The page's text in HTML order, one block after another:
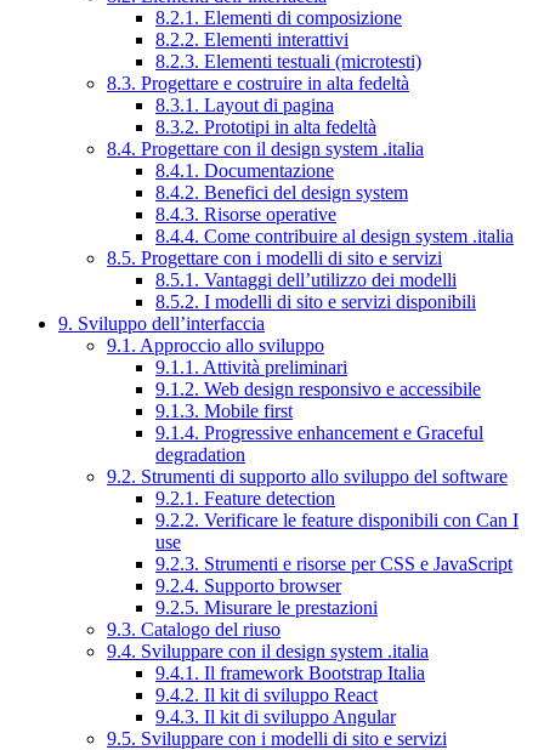
8.2.1. Elementi di composizione
8.2.2. Elementi interattivi
8.2.3. Elementi testuali (microtesti)
8.3. Progettare e costruire in alta fedeltà
8.3.1. Layout di pagina
8.3.2. Prototipi in alta fedeltà
8.4. Progettare con il design system .italia
8.4.1. Documentazione
8.4.2. Benefici del design system
8.4.3. Risorse operative
8.4.4. Come contribuire al design system .italia
8.5. Progettare con i modelli di sito e servizi
8.5.1. Vantaggi dell’utilizzo dei modelli
8.5.2. I modelli di sito e servizi disponibili
9. Sviluppo dell’interfaccia
9.1. Approccio allo sviluppo
9.1.1. Attività preliminari
9.1.2. Web design responsivo e accessibile
9.1.3. Mobile first
9.1.4. Progressive enhancement e Graceful
degradation
9.2. Strumenti di supporto allo sviluppo del software
9.2.1. Feature detection
9.2.2. Verificare le feature disponibili con Can I
use
9.2.3. Strumenti e risorse per CSS e JavaScript
9.2.4. Supporto browser
9.2.5. Misurare le prestazioni
9.3. Catalogo del riuso
9.4. Sviluppare con il design system .italia
9.4.1. Il framework Bootstrap Italia
9.4.2. Il kit di sviluppo React
9.4.3. Il kit di sviluppo Angular
9.5. Sviluppare con i modelli di sito e servizi